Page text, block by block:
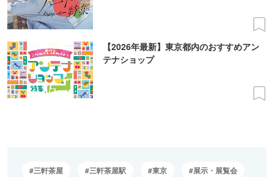
【2026年最新】東京都内のおすすめアン
テナショップ
三軒茶屋 三軒茶屋駅 東京 展示・展覧会